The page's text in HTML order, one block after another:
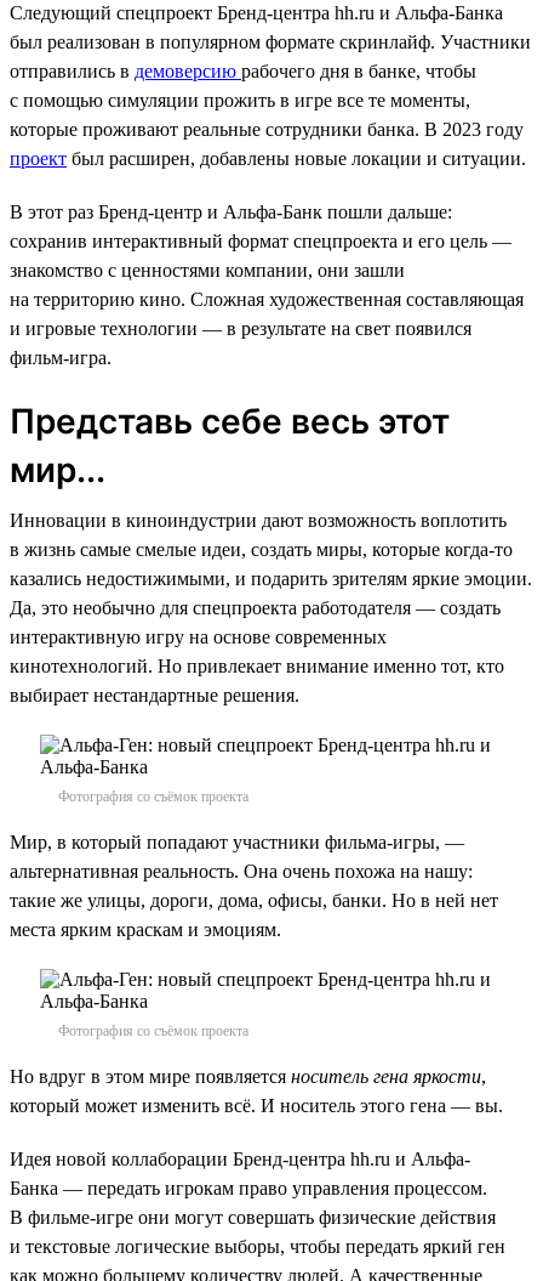
Следующий спецпроект Бренд-центра hh.ru и Альфа-Банка
был реализован в популярном формате скринлайф. Участники
отправились в демоверсию рабочего дня в банке, чтобы
с помощью симуляции прожить в игре все те моменты,
которые проживают реальные сотрудники банка. В 2023 году
проект был расширен, добавлены новые локации и ситуации.
В этот раз Бренд-центр и Альфа-Банк пошли дальше:
сохранив интерактивный формат спецпроекта и его цель —
знакомство с ценностями компании, они зашли
на территорию кино. Сложная художественная составляющая
и игровые технологии — в результате на свет появился
фильм-игра.
Представь себе весь этот
мир...
Инновации в киноиндустрии дают возможность воплотить
в жизнь самые смелые идеи, создать миры, которые когда-то
казались недостижимыми, и подарить зрителям яркие эмоции.
Да, это необычно для спецпроекта работодателя — создать
интерактивную игру на основе современных
кинотехнологий. Но привлекает внимание именно тот, кто
выбирает нестандартные решения.
Фотография со съёмок проекта
Мир, в который попадают участники фильма-игры, —
альтернативная реальность. Она очень похожа на нашу:
такие же улицы, дороги, дома, офисы, банки. Но в ней нет
места ярким краскам и эмоциям.
Фотография со съёмок проекта
Но вдруг в этом мире появляется носитель гена яркости,
который может изменить всё. И носитель этого гена — вы.
Идея новой коллаборации Бренд-центра hh.ru и Альфа-
Банка — передать игрокам право управления процессом.
В фильме-игре они могут совершать физические действия
и текстовые логические выборы, чтобы передать яркий ген
как можно большему количеству людей. А качественные